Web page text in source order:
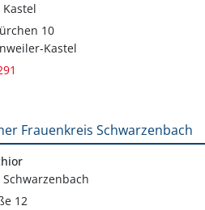
10
Kastel
Frauenkreis Schwarzenbach
12